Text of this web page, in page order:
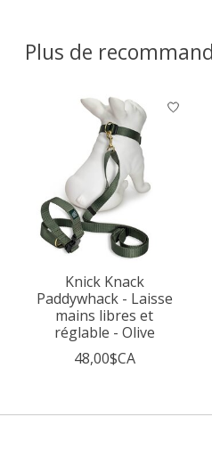
Plus de
Articles du carrousel de
Knick Knack
Paddywhack - Laisse
mains libres et
réglable - Olive
48,00$CA